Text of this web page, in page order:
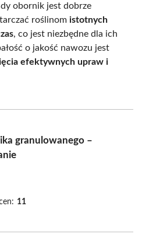
obornik jest dobrze
roślinom istotnych
, co jest niezbędne dla ich
o jakość nawozu jest
efektywnych upraw i
granulowanego –
11